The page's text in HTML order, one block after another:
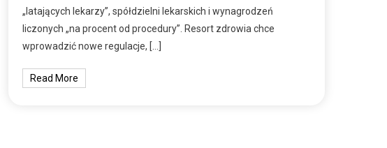
„latających lekarzy”, spółdzielni lekarskich i wynagrodzeń
liczonych „na procent od procedury”. Resort zdrowia chce
wprowadzić nowe regulacje, […]
Read More